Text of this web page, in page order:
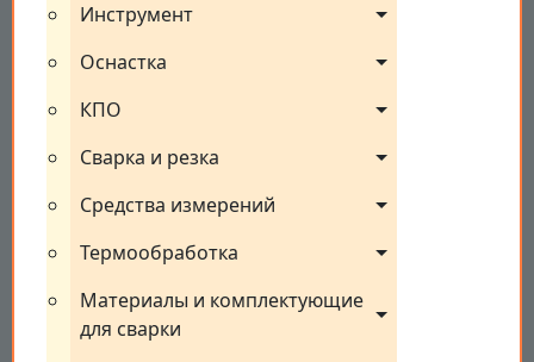
Инструмент
Оснастка
КПО
Сварка и резка
Средства измерений
Термообработка
Материалы и комплектующие
для сварки